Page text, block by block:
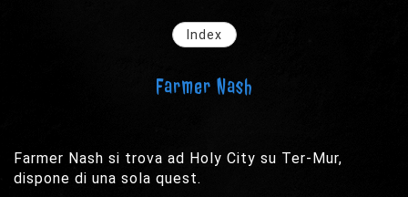
Index
Farmer Nash
Farmer Nash si trova ad Holy City su Ter-Mur,
dispone di una sola quest.